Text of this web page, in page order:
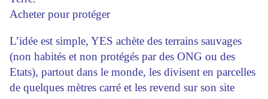
Acheter pour protéger
L’idée est simple, YES achète des terrains sauvages
(non habités et non protégés par des ONG ou des
Etats), partout dans le monde, les divisent en parcelles
de quelques mètres carré et les revend sur son site